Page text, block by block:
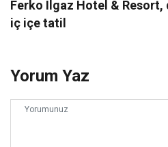
Ferko Ilgaz Hotel &
iç içe tatil
Yorum Yaz